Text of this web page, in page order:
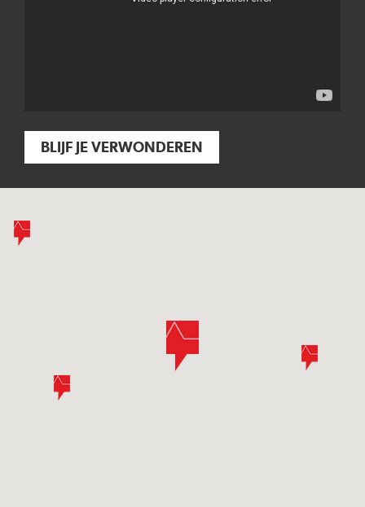
BLIJF JE VERWONDEREN